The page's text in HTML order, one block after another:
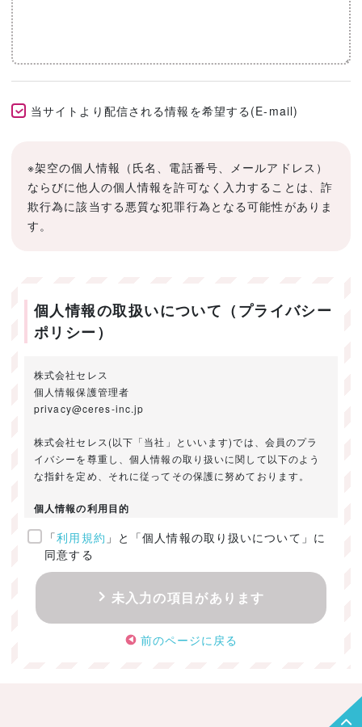
当サイトより配信される情報を希望する(E-mail)
※架空の個人情報（氏名、電話番号、メールアドレス）
ならびに他人の個人情報を許可なく入力することは、詐
欺行為に該当する悪質な犯罪行為となる可能性がありま
す。
個人情報の取扱いについて（プライバシー
ポリシー）
株式会社セレス
個人情報保護管理者
privacy@ceres-inc.jp
株式会社セレス(以下「当社」といいます)では、会員のプラ
イバシーを尊重し、個人情報の取り扱いに関して以下のよう
な指針を定め、それに従ってその保護に努めております。
個人情報の利用目的
ご提供いただきました個人情報は、以下のためにのみ利用い
たします。
・お問い合わせに対する回答及び資料送付のご連絡
・当社のお客様向けサービスの提供
・本人確認
・サービスの開発・改善のための分析
「利用規約 」と「個人情報の取り扱いについて」に
同意する
未入力の項目があります
前のページに戻る